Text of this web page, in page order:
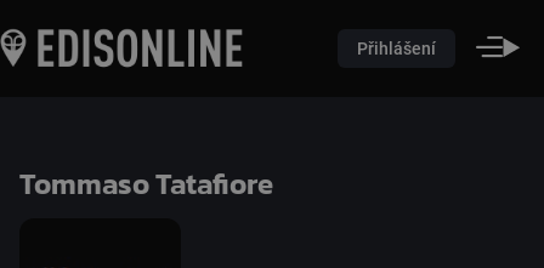
Přihlášení
Tommaso Tatafiore